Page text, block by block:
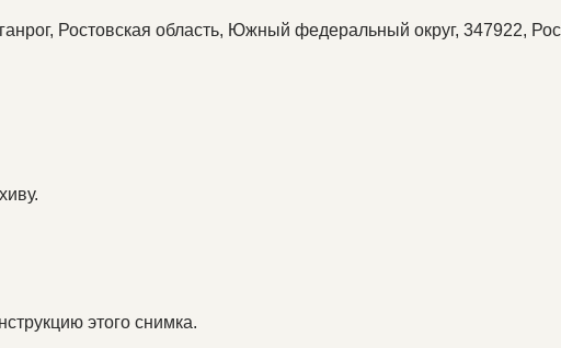
Ростовская область, Южный федеральный округ, 347922,
этого снимка.